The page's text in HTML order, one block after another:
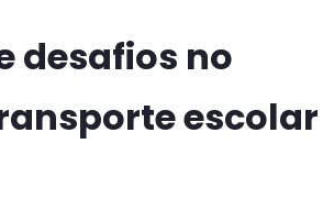
desafios no
escolar